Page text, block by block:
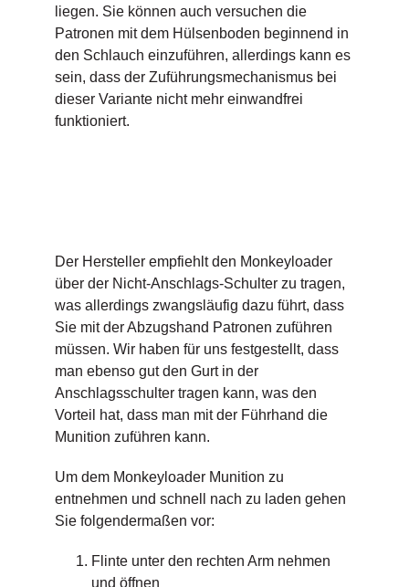
liegen. Sie können auch versuchen die
Patronen mit dem Hülsenboden beginnend in
den Schlauch einzuführen, allerdings kann es
sein, dass der Zuführungsmechanismus bei
dieser Variante nicht mehr einwandfrei
funktioniert.
Der Hersteller empfiehlt den Monkeyloader
über der Nicht-Anschlags-Schulter zu tragen,
was allerdings zwangsläufig dazu führt, dass
Sie mit der Abzugshand Patronen zuführen
müssen. Wir haben für uns festgestellt, dass
man ebenso gut den Gurt in der
Anschlagsschulter tragen kann, was den
Vorteil hat, dass man mit der Führhand die
Munition zuführen kann.
Um dem Monkeyloader Munition zu
entnehmen und schnell nach zu laden gehen
Sie folgendermaßen vor:
Flinte unter den rechten Arm nehmen
und öffnen